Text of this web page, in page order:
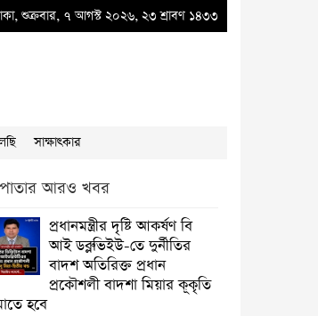
অতিরিক্ত প্রধান প্রকৌশলী বাদশা মিয়ার কূকৃতি থামাতে হবে
শুক্রবার, ৭ আগস্ট ২০২৬, ২৩ শ্রাবণ ১৪৩৩
সাক্ষাৎকার
আরও খবর
প্রধানমন্ত্রীর দৃষ্টি আকর্ষণ বি
আই ডব্লুভিইউ-তে দুর্নীতির
বাদশ অতিরিক্ত প্রধান
প্রকৌশলী বাদশা মিয়ার কূকৃতি
হবে